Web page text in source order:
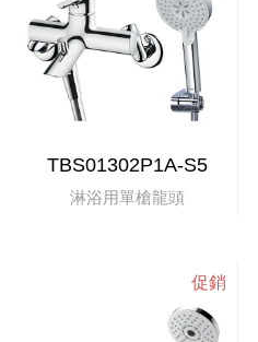
TBS01302P1A-S5
淋浴用單槍龍頭